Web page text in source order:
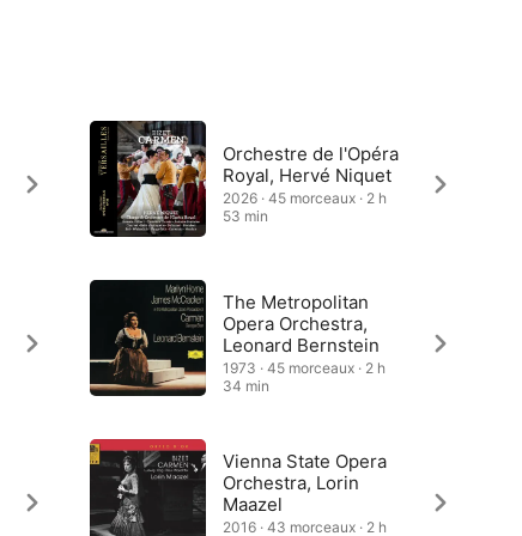
Orchestre de l'Opéra
Royal, Hervé Niquet
2026 · 45 morceaux · 2 h
53 min
The Metropolitan
Opera Orchestra,
Leonard Bernstein
1973 · 45 morceaux · 2 h
34 min
Vienna State Opera
Orchestra, Lorin
Maazel
2016 · 43 morceaux · 2 h